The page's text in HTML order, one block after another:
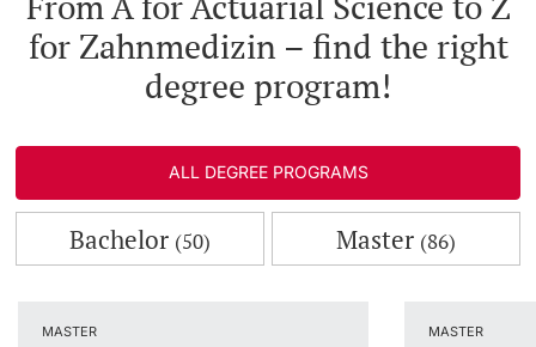
Donors & Alumni
for Zahnmedizin – find the right
degree program!
ALL DEGREE PROGRAMS
Bachelor (50) Master (86)
MASTER MASTER